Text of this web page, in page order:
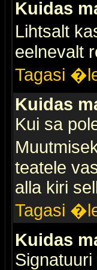
Kuidas
Lihtsalt
eelnevalt
Tagasi
Kuidas
Kui sa
teatele
alla kiri
Tagasi
Kuidas